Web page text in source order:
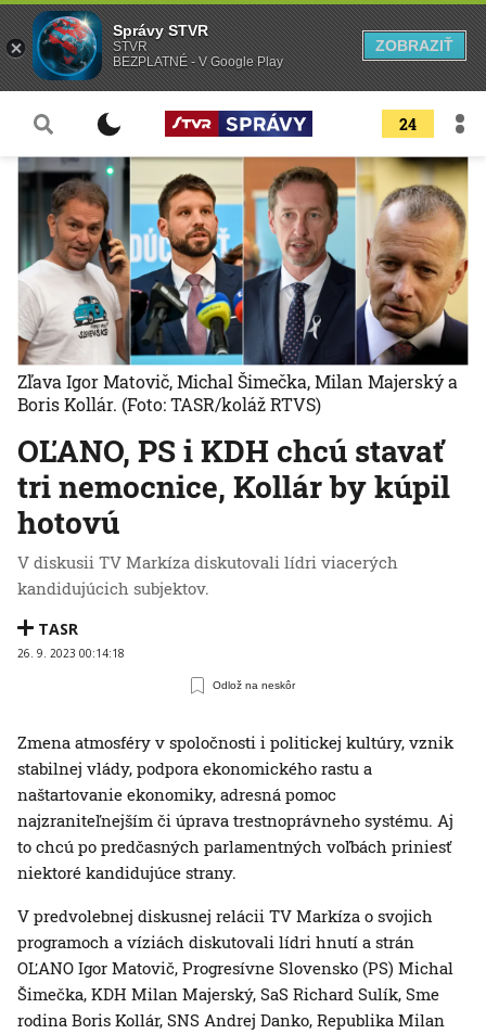
24
OĽANO, PS i KDH chcú stavať
tri nemocnice, Kollár by kúpil
hotovú
V diskusii TV Markíza diskutovali lídri viacerých
kandidujúcich subjektov.
TASR
26. 9. 2023 00:14:18
Odlož na neskôr
Zľava Igor Matovič, Michal Šimečka, Milan Majerský a
Boris Kollár. (Foto: TASR/koláž RTVS)
Zmena atmosféry v spoločnosti i politickej kultúry, vznik
stabilnej vlády, podpora ekonomického rastu a
naštartovanie ekonomiky, adresná pomoc
najzraniteľnejším či úprava trestnoprávneho systému. Aj
to chcú po predčasných parlamentných voľbách priniesť
niektoré kandidujúce strany.
V predvolebnej diskusnej relácii TV Markíza o svojich
programoch a víziách diskutovali lídri hnutí a strán
OĽANO Igor Matovič, Progresívne Slovensko (PS) Michal
Šimečka, KDH Milan Majerský, SaS Richard Sulík, Sme
rodina Boris Kollár, SNS Andrej Danko, Republika Milan
Správy STVR
STVR
BEZPLATNÉ - V Google Play
ZOBRAZIŤ